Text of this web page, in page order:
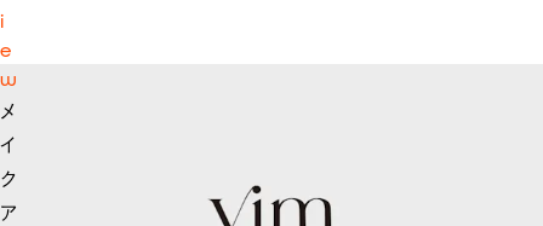
i
e
w
メ
イ
ク
ア